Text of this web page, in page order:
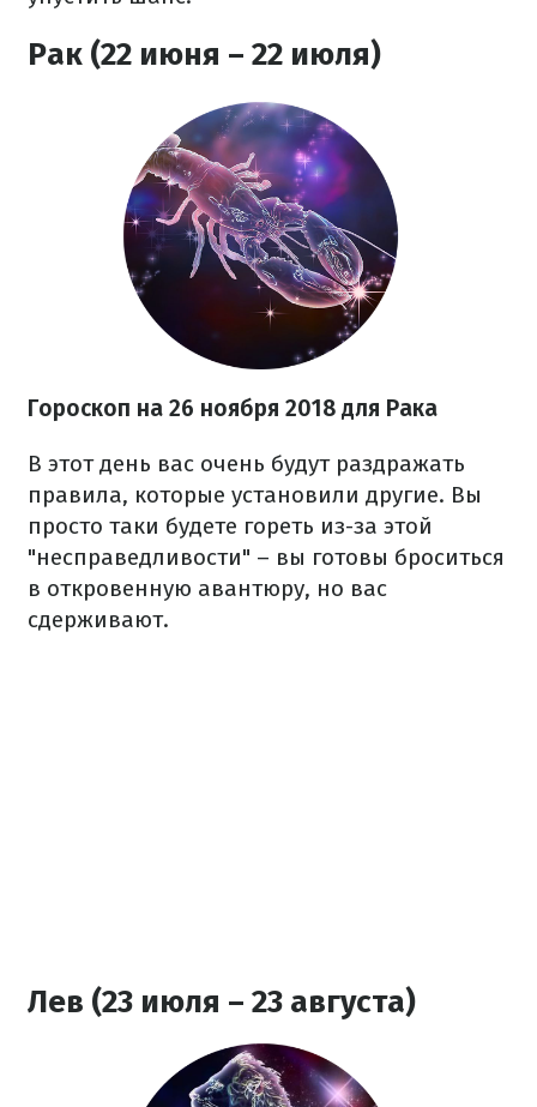
Рак (22 июня – 22 июля)
Гороскоп на 26 ноября 2018 для Рака
В этот день вас очень будут раздражать
правила, которые установили другие. Вы
просто таки будете гореть из-за этой
"несправедливости" – вы готовы броситься
в откровенную авантюру, но вас
сдерживают.
Лев (23 июля – 23 августа)